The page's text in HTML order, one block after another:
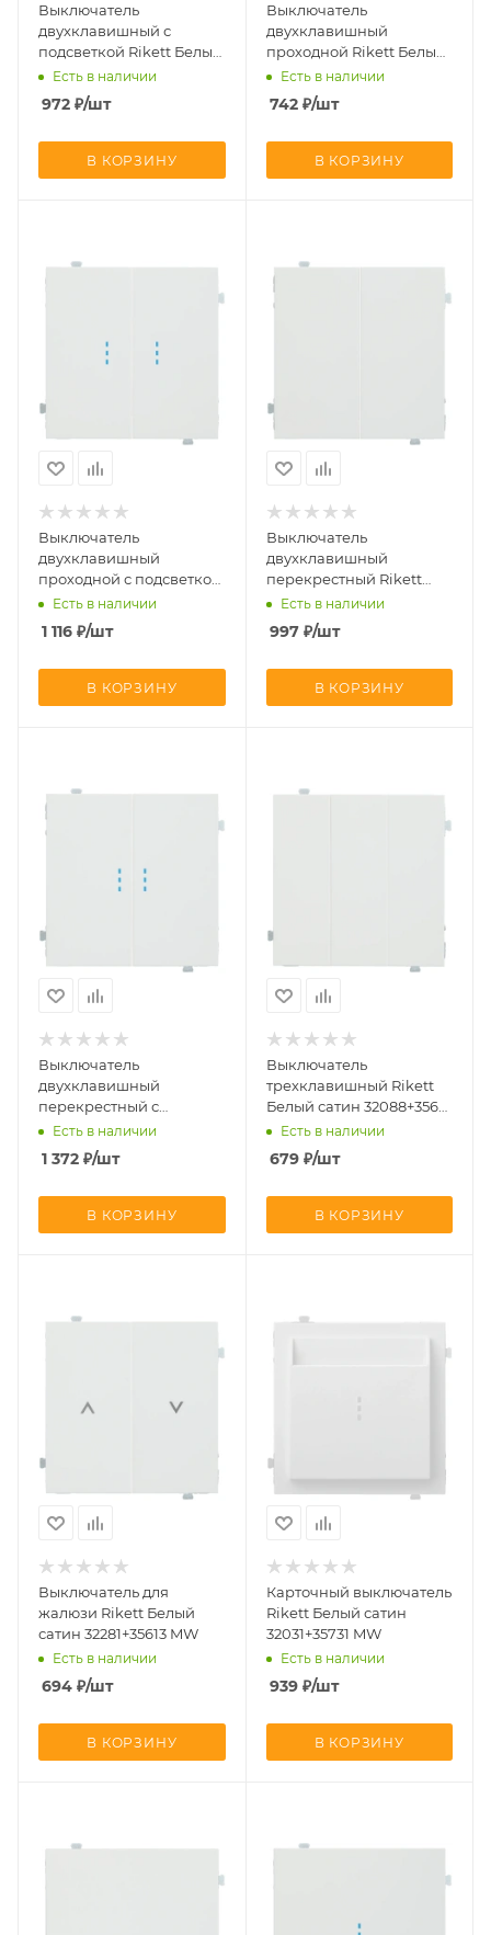
Выключатель
двухклавишный с
подсветкой Rikett Белый
сатин 32061+35612 MW +
2х32019
Есть в наличии
972 ₽/шт
В КОРЗИНУ
Выключатель
двухклавишный
проходной Rikett Белый
сатин 32101+35611 MW
Есть в наличии
742₽/шт
В КОРЗИНУ
Выключатель
двухклавишный
проходной с подсветкой
Rikett Белый сатин
32101+35612 MW + 2х32019
Есть в наличии
1 116 ₽/шт
В КОРЗИНУ
Выключатель
двухклавишный
перекрестный Rikett
Белый сатин
32204+35614 MW
Есть в наличии
997₽/шт
В КОРЗИНУ
Выключатель
двухклавишный
перекрестный с
подсветкой Rikett Белый
сатин 32204+35615 MW +
2х32019
Есть в наличии
1 372 ₽/шт
В КОРЗИНУ
Выключатель
трехклавишный Rikett
Белый сатин 32088+35661
MWЕсть в наличии
679₽/шт
В КОРЗИНУ
Выключатель для
жалюзи Rikett Белый
сатин 32281+35613 MW
Есть в наличии
694 ₽/шт
В КОРЗИНУ
Карточный выключатель
Rikett Белый сатин
32031+35731 MW
Есть в наличии
939₽/шт
В КОРЗИНУ